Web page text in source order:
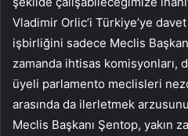
Vladimir Orlic’i Türkiye’ye
işbirliğini sadece Meclis
zamanda ihtisas komisyonları,
üyeli parlamento meclisleri
arasında da ilerletmek
Meclis Başkanı Şentop, yakın